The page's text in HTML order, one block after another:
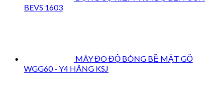
BEVS 1603
MÁY ĐO ĐỘ BÓNG BỀ MẶT GỖ
WGG60 - Y4 HÃNG KSJ